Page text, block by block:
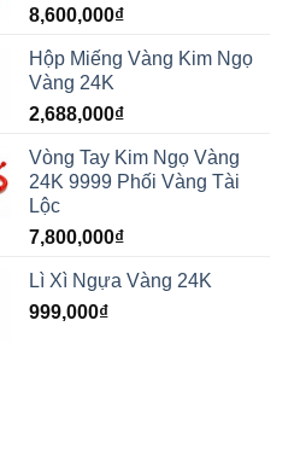
8,600,000₫
Hộp Miếng Vàng Kim Ngọ
Vàng 24K
2,688,000₫
Vòng Tay Kim Ngọ Vàng
24K 9999 Phối Vàng Tài
Lộc
7,800,000₫
Lì Xì Ngựa Vàng 24K
999,000₫